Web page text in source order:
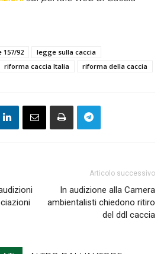
157/92
legge sulla caccia
riforma caccia Italia riforma della caccia
Articolo successivo
In audizione alla Camera
ambientalisti chiedono ritiro
del ddl caccia